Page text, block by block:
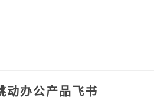
动办公产品飞书